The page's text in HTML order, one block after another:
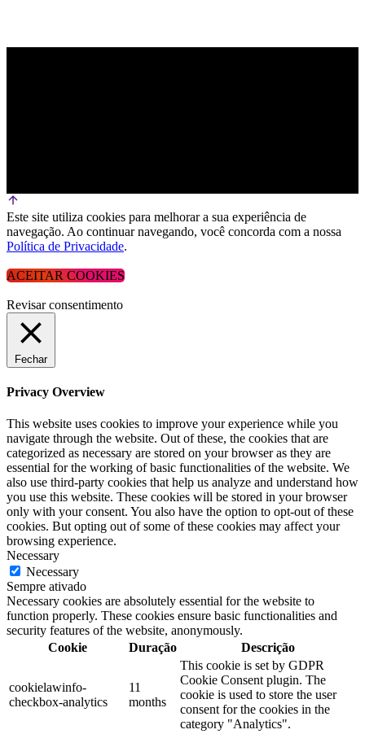
Este site utiliza cookies para melhorar a sua experiência de
navegação. Ao continuar navegando, você concorda com a nossa
Política de Privacidade.
ACEITAR COOKIES
Revisar consentimento
Fechar
Privacy Overview
This website uses cookies to improve your experience while you
navigate through the website. Out of these, the cookies that are
categorized as necessary are stored on your browser as they are
essential for the working of basic functionalities of the website. We
also use third-party cookies that help us analyze and understand how
you use this website. These cookies will be stored in your browser
only with your consent. You also have the option to opt-out of these
cookies. But opting out of some of these cookies may affect your
browsing experience.
Necessary
Necessary
Sempre ativado
Necessary cookies are absolutely essential for the website to
function properly. These cookies ensure basic functionalities and
security features of the website, anonymously.
Cookie
Duração Descrição
cookielawinfo-
checkbox-analytics
11
months
This cookie is set by GDPR
Cookie Consent plugin. The
cookie is used to store the user
consent for the cookies in the
category "Analytics".